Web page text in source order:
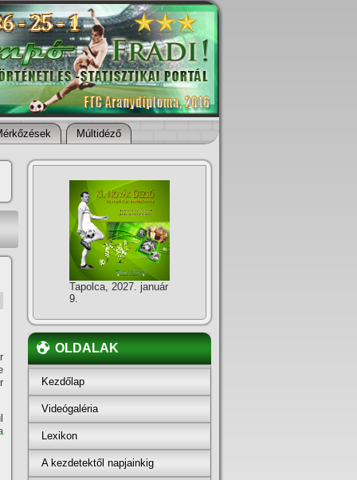
Múltidéző
Tapolca, 2027. január
9.
OLDALAK
Kezdőlap
Videógaléria
Lexikon
A kezdetektől napjainkig